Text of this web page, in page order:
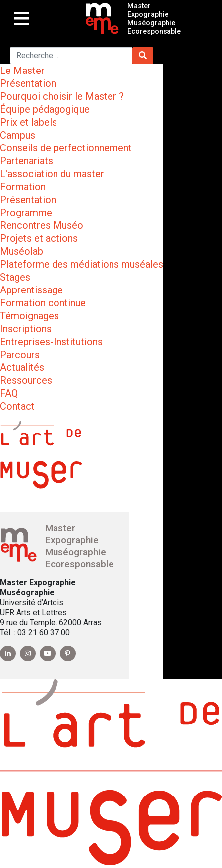
Master
Expographie
Muséographie
Ecoresponsable
Le Master
Présentation
Pourquoi choisir le Master ?
Équipe pédagogique
Prix et labels
Campus
Conseils de perfectionnement
Partenariats
L'association du master
Formation
Présentation
Programme
Rencontres Muséo
Projets et actions
Muséolab
Plateforme des médiations muséales
Stages
Apprentissage
Formation continue
Témoignages
Inscriptions
Entreprises-Institutions
Parcours
Actualités
Ressources
FAQ
Contact
Master
Expographie
Muséographie
Ecoresponsable
Master Expographie
Muséographie
Université d’Artois
UFR Arts et Lettres
9 rue du Temple, 62000 Arras
Tél. : 03 21 60 37 00